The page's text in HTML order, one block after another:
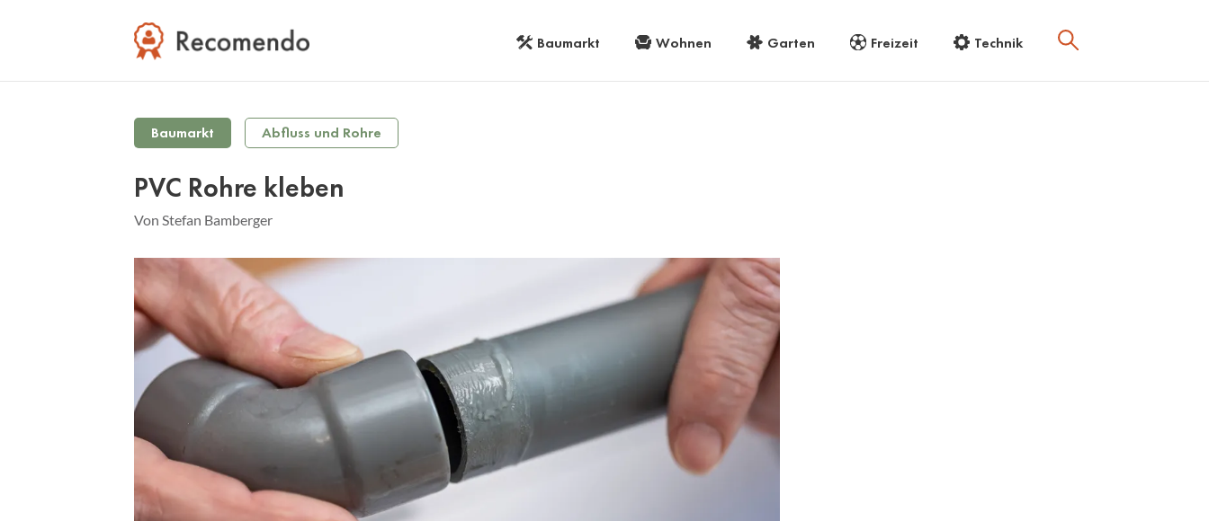
Baumarkt Wohnen Garten Freizeit Technik
Baumarkt Abfluss und Rohre
PVC Rohre kleben
Von Stefan Bamberger